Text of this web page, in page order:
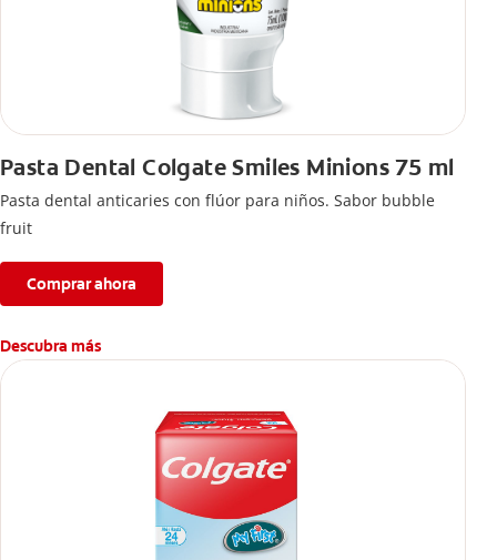
Pasta Dental Colgate Smiles Minions 75 ml
Pasta dental anticaries con flúor para niños. Sabor bubble
fruit
Comprar ahora
Descubra más